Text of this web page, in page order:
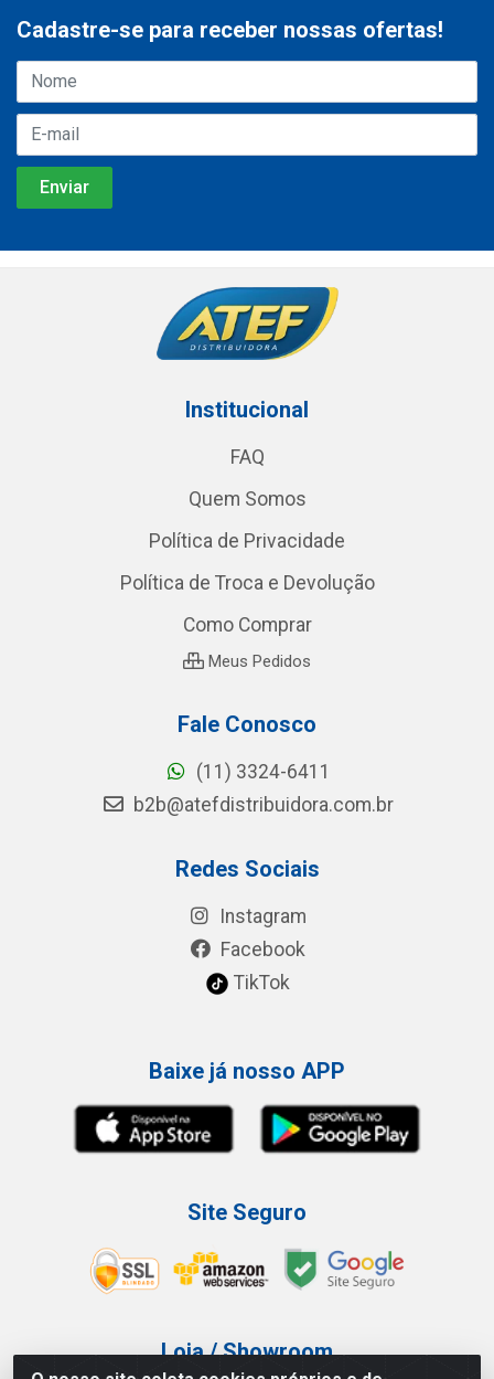
Cadastre-se para receber nossas ofertas!
Institucional
FAQ
Quem Somos
Política de Privacidade
Política de Troca e Devolução
Como Comprar
Meus Pedidos
Fale Conosco
(11) 3324-6411
b2b@atefdistribuidora.com.br
Redes Sociais
Instagram
Facebook
TikTok
Baixe já nosso APP
Site Seguro
Loja / Showroom